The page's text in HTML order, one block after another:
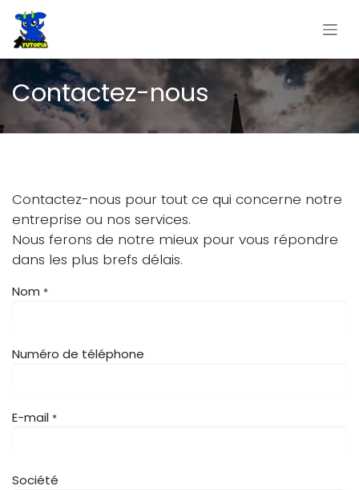
Se rendre au contenu
Contactez-nous
Contactez-nous pour tout ce qui concerne notre
entreprise ou nos services.
Nous ferons de notre mieux pour vous répondre
dans les plus brefs délais.
Nom *
Numéro de téléphone
E-mail *
Société